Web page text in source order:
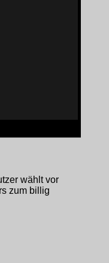
wählt vor
zum billig